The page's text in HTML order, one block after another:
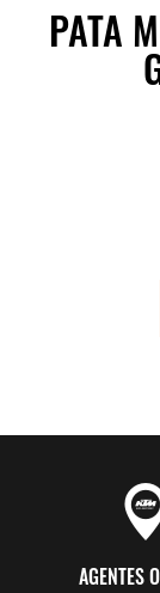
PATA
AGENTES